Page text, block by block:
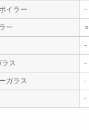
イラー -
ー ○
-
ラス -
ガラス -
-